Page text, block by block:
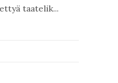
taatelik...